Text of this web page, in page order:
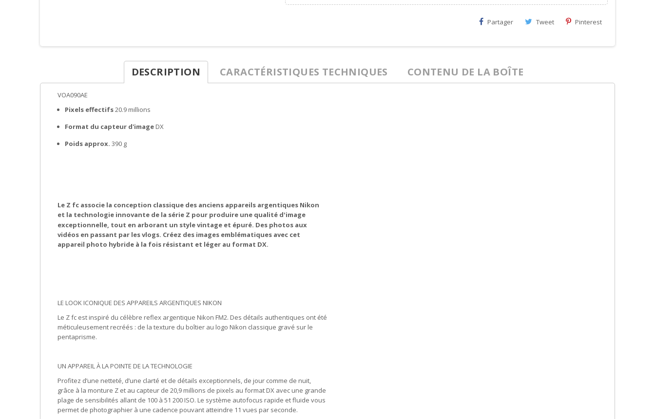
Partager Tweet Pinterest
DESCRIPTION CARACTÉRISTIQUES TECHNIQUES CONTENU DE LA BOÎTE
VOA090AE
Pixels effectifs20.9 millions
Format du capteur d'image DX
Poids approx. 390 g
Le Z fc associe la conception classique des anciens appareils argentiques Nikon
et la technologie innovante de la série Z pour produire une qualité dʼimage
exceptionnelle, tout en arborant un style vintage et épuré. Des photos aux
vidéos en passant par les vlogs. Créez des images emblématiques avec cet
appareil photo hybride à la fois résistant et léger au format DX.
LE LOOK ICONIQUE DES APPAREILS ARGENTIQUES NIKON
Le Z fc est inspiré du célèbre reflex argentique Nikon FM2. Des détails authentiques ont été
méticuleusement recréés : de la texture du boîtier au logo Nikon classique gravé sur le
pentaprisme.
UN APPAREIL À LA POINTE DE LA TECHNOLOGIE
Profitez d’une netteté, d’une clarté et de détails exceptionnels, de jour comme de nuit,
grâce à la monture Z et au capteur de 20,9 millions de pixels au format DX avec une grande
plage de sensibilités allant de 100 à 51 200 ISO. Le système autofocus rapide et fluide vous
permet de photographier à une cadence pouvant atteindre 11 vues par seconde.